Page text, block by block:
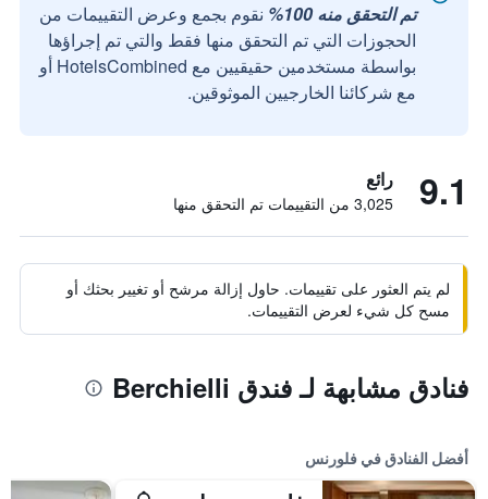
تم التحقق منه 100%
نقوم بجمع وعرض التقييمات من
الحجوزات التي تم التحقق منها فقط والتي تم إجراؤها
بواسطة مستخدمين حقيقيين مع HotelsCombined أو
مع شركائنا الخارجيين الموثوقين.
9.1 رائع
3,025 من التقييمات تم التحقق منها
لم يتم العثور على تقييمات. حاول إزالة مرشح أو تغيير بحثك أو
مسح كل شيء لعرض التقييمات.
فنادق مشابهة لـ فندق Berchielli
أفضل الفنادق في فلورنس